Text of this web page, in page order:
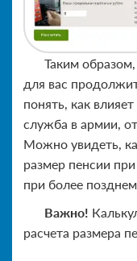
Таким
для вас
понять, как
служба в армии,
Можно увидеть,
размер пенсии
при более
Важно!
расчета размера